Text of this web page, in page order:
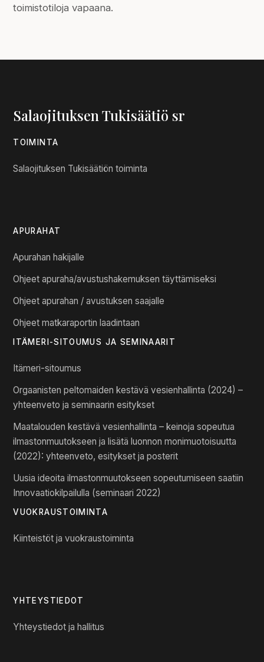
toimistotiloja vapaana.
Salaojituksen Tukisäätiö sr
TOIMINTA
Salaojituksen Tukisäätiön toiminta
APURAHAT
Apurahan hakijalle
Ohjeet apuraha/avustushakemuksen täyttämiseksi
Ohjeet apurahan / avustuksen saajalle
Ohjeet matkaraportin laadintaan
ITÄMERI-SITOUMUS JA SEMINAARIT
Itämeri-sitoumus
Orgaanisten peltomaiden kestävä vesienhallinta (2024) –
yhteenveto ja seminaarin esitykset
Maatalouden kestävä vesienhallinta – keinoja sopeutua
ilmastonmuutokseen ja lisätä luonnon monimuotoisuutta
(2022): yhteenveto, esitykset ja posterit
Uusia ideoita ilmastonmuutokseen sopeutumiseen saatiin
Innovaatiokilpailulla (seminaari 2022)
VUOKRAUSTOIMINTA
Kiinteistöt ja vuokraustoiminta
YHTEYSTIEDOT
Yhteystiedot ja hallitus